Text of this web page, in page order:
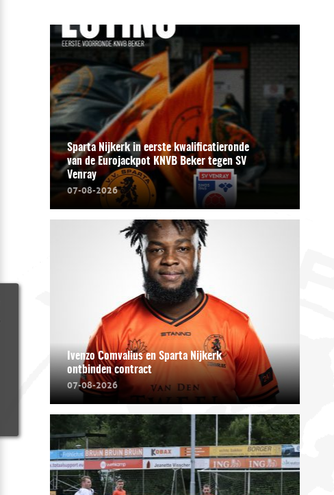
Sparta Nijkerk in eerste kwalificatieronde
van de Eurojackpot KNVB Beker tegen SV
Venray
07-08-2026
Ivenzo Comvalius en Sparta Nijkerk
ontbinden contract
07-08-2026